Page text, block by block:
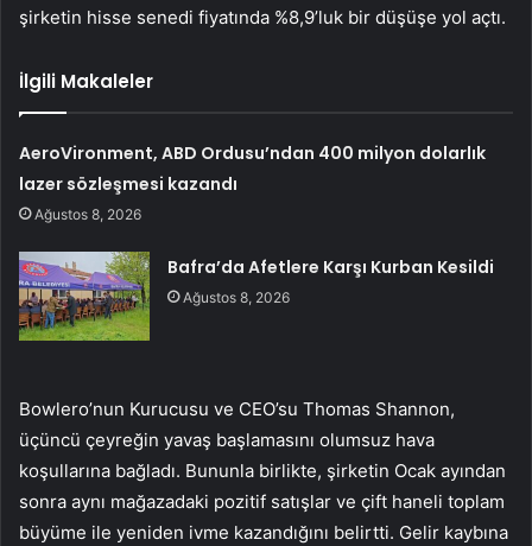
şirketin hisse senedi fiyatında %8,9’luk bir düşüşe yol açtı.
İlgili Makaleler
AeroVironment, ABD Ordusu’ndan 400 milyon dolarlık
lazer sözleşmesi kazandı
Ağustos 8, 2026
Bafra’da Afetlere Karşı Kurban Kesildi
Ağustos 8, 2026
Bowlero’nun Kurucusu ve CEO’su Thomas Shannon,
üçüncü çeyreğin yavaş başlamasını olumsuz hava
koşullarına bağladı. Bununla birlikte, şirketin Ocak ayından
sonra aynı mağazadaki pozitif satışlar ve çift haneli toplam
büyüme ile yeniden ivme kazandığını belirtti. Gelir kaybına